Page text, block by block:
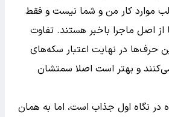
موارد کار من و شما نیست و فقط
اصل ماجرا باخبر هستند. تفاوت
حرف‌ها در نهایت اعتبار سکه‌های
و بهتر است اصلا سمتشان
در نگاه اول جذاب است، اما به همان